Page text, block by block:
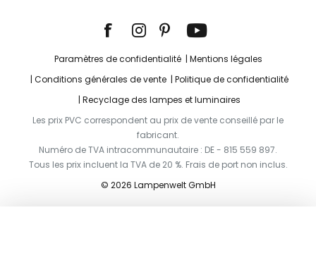
Paramètres de confidentialité
Mentions légales
Conditions générales de vente
Politique de confidentialité
Recyclage des lampes et luminaires
Les prix PVC correspondent au prix de vente conseillé par le
fabricant.
Numéro de TVA intracommunautaire : DE - 815 559 897.
Tous les prix incluent la TVA de 20 %. Frais de port non inclus.
© 2026 Lampenwelt GmbH